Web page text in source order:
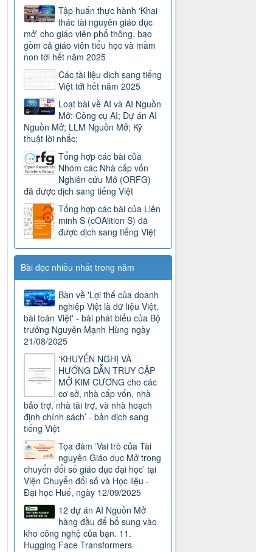
Tập huấn thực hành ‘Khai
thác tài nguyên giáo dục
mở’ cho giáo viên phổ thông, bao
gồm cả giáo viên tiểu học và mầm
non tới hết năm 2025
Các tài liệu dịch sang tiếng
Việt tới hết năm 2025
Loạt bài về AI và AI Nguồn
Mở: Công cụ AI; Dự án AI
Nguồn Mở; LLM Nguồn Mở; Kỹ
thuật lời nhắc;
Tổng hợp các bài của
Nhóm các Nhà cấp vốn
Nghiên cứu Mở (ORFG)
đã được dịch sang tiếng Việt
Tổng hợp các bài của Liên
minh S (cOAlition S) đã
được dịch sang tiếng Việt
Bài đọc nhiều nhất trong năm
Bàn về 'Lợi thế của doanh
nghiệp Việt là dữ liệu Việt,
bài toán Việt' - bài phát biểu của Bộ
trưởng Nguyễn Mạnh Hùng ngày
21/08/2025
‘KHUYẾN NGHỊ VÀ
HƯỚNG DẪN TRUY CẬP
MỞ KIM CƯƠNG cho các
cơ sở, nhà cấp vốn, nhà
bảo trợ, nhà tài trợ, và nhà hoạch
định chính sách’ - bản dịch sang
tiếng Việt
Tọa đàm ‘Vai trò của Tài
nguyên Giáo dục Mở trong
chuyển đổi số giáo dục đại học’ tại
Viện Chuyển đổi số và Học liệu -
Đại học Huế, ngày 12/09/2025
12 dự án AI Nguồn Mở
hàng đầu để bổ sung vào
kho công nghệ của bạn. 11.
Hugging Face Transformers